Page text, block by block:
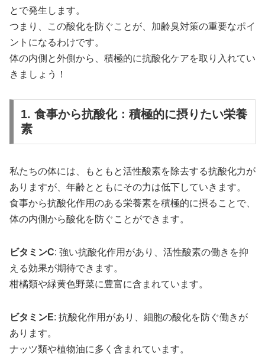
とで発生します。
つまり、この酸化を防ぐことが、加齢臭対策の重要なポイ
ントになるわけです。
体の内側と外側から、積極的に抗酸化ケアを取り入れてい
きましょう！
1. 食事から抗酸化：積極的に摂りたい栄養
素
私たちの体には、もともと活性酸素を除去する抗酸化力が
ありますが、年齢とともにその力は低下していきます。
食事から抗酸化作用のある栄養素を積極的に摂ることで、
体の内側から酸化を防ぐことができます。
ビタミンC: 強い抗酸化作用があり、活性酸素の働きを抑
える効果が期待できます。
柑橘類や緑黄色野菜に豊富に含まれています。
ビタミンE: 抗酸化作用があり、細胞の酸化を防ぐ働きが
あります。
ナッツ類や植物油に多く含まれています。